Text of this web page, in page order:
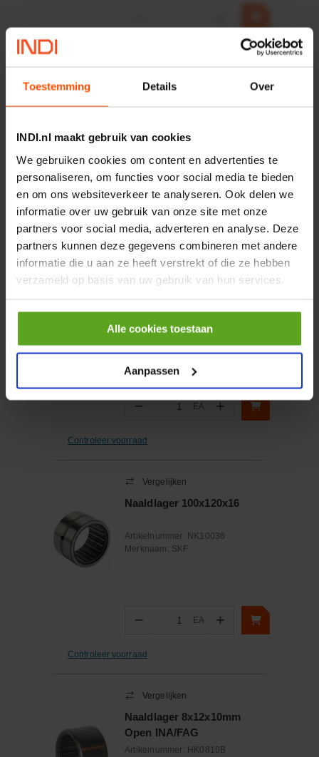
Toestemming Details Over
INDI.nl maakt gebruik van cookies
We gebruiken cookies om content en advertenties te
personaliseren, om functies voor social media te bieden
en om ons websiteverkeer te analyseren. Ook delen we
informatie over uw gebruik van onze site met onze
partners voor social media, adverteren en analyse. Deze
partners kunnen deze gegevens combineren met andere
informatie die u aan ze heeft verstrekt of die ze hebben
verzameld op basis van uw gebruik van hun services.
Alle cookies toestaan
Aanpassen
HP 12 MOTOR B14 380VAC
0,25KW
Artikelnummer:
incl. BTW
− +
Onlangs bekeken:
Vergelijken
Artikelnummer:
Merknaam:gopart
− Aantal
EA +
Controleer voorraad
Vergelijken
Naaldlager 100x120x16
Artikelnummer: NK10036
Merknaam: SKF
− Aantal
EA +
Controleer voorraad
Vergelijken
Naaldlager 8x12x10mm
Open INA/FAG
Artikelnummer: HK0810B